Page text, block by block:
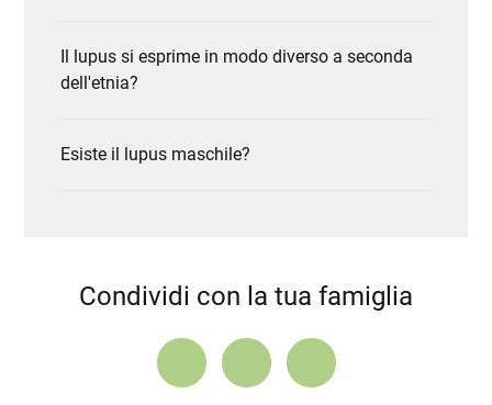
Il lupus si esprime in modo diverso a seconda
dell'etnia?
Esiste il lupus maschile?
Condividi con la tua famiglia